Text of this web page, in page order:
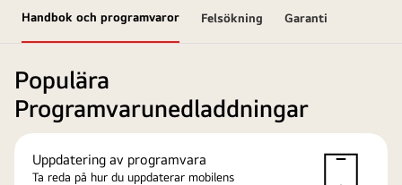
Handbok och programvaror Felsökning Garanti
Populära
Programvarunedladdningar
Uppdatering av programvara
Ta reda på hur du uppdaterar mobilens